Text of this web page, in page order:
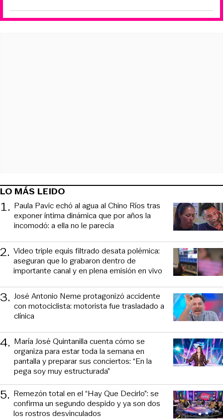
LO MÁS LEIDO
1. Paula Pavic echó al agua al Chino Ríos tras
exponer íntima dinámica que por años la
incomodó: a ella no le parecía
2. Video triple equis filtrado desata polémica:
aseguran que lo grabaron dentro de
importante canal y en plena emisión en vivo
3. José Antonio Neme protagonizó accidente
con motociclista: motorista fue trasladado a
clínica
4. María José Quintanilla cuenta cómo se
organiza para estar toda la semana en
pantalla y preparar sus conciertos: “En la
pega soy muy estructurada”
5. Remezón total en el “Hay Que Decirlo”: se
confirma un segundo despido y ya son dos
los rostros desvinculados